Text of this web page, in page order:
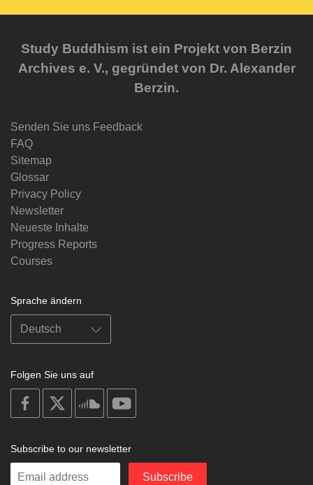
Study Buddhism ist ein Projekt von Berzin
Archives e. V., gegründet von Dr. Alexander
Berzin.
Senden Sie uns Feedback
FAQ
Sitemap
Glossar
Privacy Policy
Newsletter
Neueste Inhalte
Progress Reports
Courses
Sprache ändern
Folgen Sie uns auf
on
facebook
soundcloud
Subscribe to our newsletter
Enter
Subscribe